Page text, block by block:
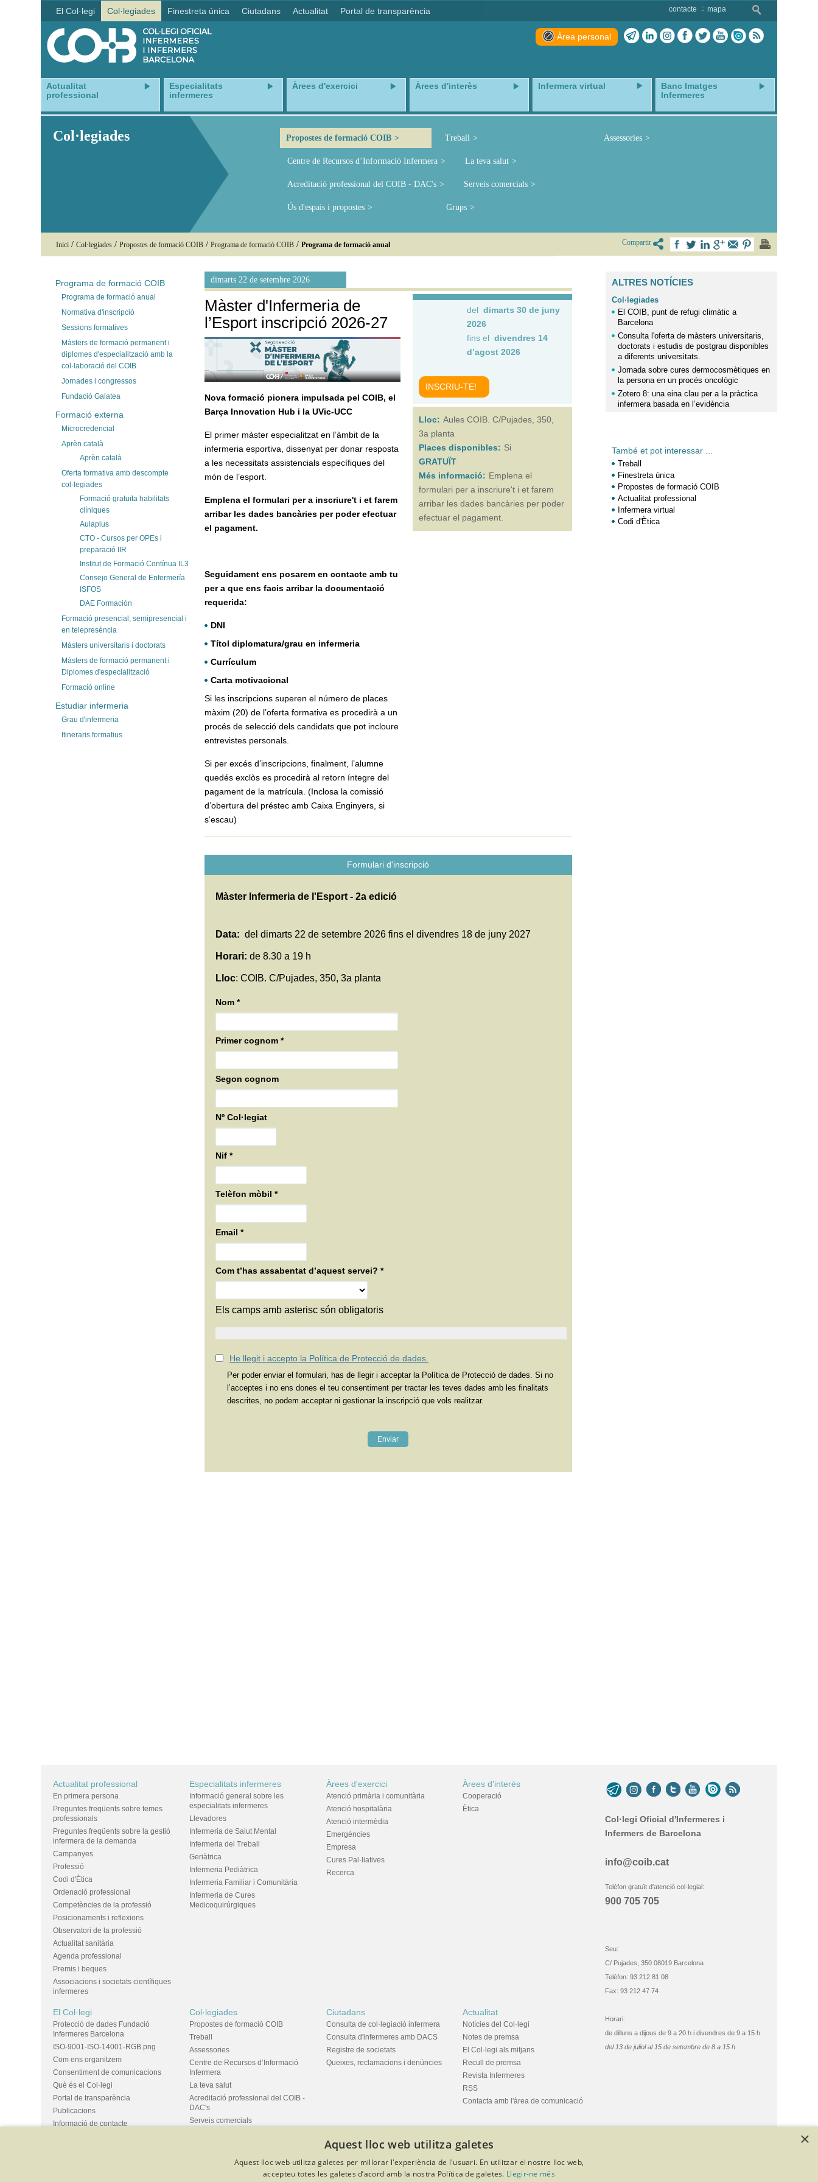
El Col·legi Col·legiades Finestreta única Ciutadans Actualitat Portal de transparència contacte mapa
Àrea personal
Actualitat
professional
Especialitats
infermeres
Àrees d'exercici Àrees d'interès Infermera virtual
Banc Imatges
Infermeres
Col·legiades Propostes de formació COIB Treball Assessories
Centre de Recursos d’Informació Infermera La teva salut
Acreditació professional del COIB - DAC's Serveis comercials
Ús d'espais i propostes Grups
Inici / Col·legiades / Propostes de formació COIB / Programa de formació COIB / Programa de formació anual Compartir
Programa de formació COIB
Programa de formació anual
Normativa d'inscripció
Sessions formatives
Màsters de formació permanent i
diplomes d'especialització amb la
col·laboració del COIB
Jornades i congressos
Fundació Galatea
Formació externa
Microcredencial
Aprèn català
Aprèn català
Oferta formativa amb descompte
col·legiades
Formació gratuïta habilitats
clíniques
Aulaplus
CTO - Cursos per OPEs i
preparació IIR
Institut de Formació Contínua IL3
Consejo General de Enfermería
ISFOS
DAE Formación
Formació presencial, semipresencial i
en telepresència
Màsters universitaris i doctorats
Màsters de formació permanent i
Diplomes d'especialització
Formació online
Estudiar infermeria
Grau d'infermeria
Itineraris formatius
dimarts 22 de setembre 2026
del dimarts 30 de juny
2026
fins el divendres 14
d’agost 2026
INSCRIU-TE!
Lloc: Aules COIB. C/Pujades, 350,
3a planta
Places disponibles: Si
GRATUÏT
Més informació: Emplena el
formulari per a inscriure't i et farem
arribar les dades bancàries per poder
efectuar el pagament.
Màster d'Infermeria de
l’Esport inscripció 2026-27
Nova formació pionera impulsada pel COIB, el
Barça Innovation Hub i la UVic-UCC
El primer màster especialitzat en l’àmbit de la
infermeria esportiva, dissenyat per donar resposta
a les necessitats assistencials específiques del
món de l’esport.
Emplena el formulari per a inscriure't i et farem
arribar les dades bancàries per poder efectuar
el pagament.
Seguidament ens posarem en contacte amb tu
per a que ens facis arribar la documentació
requerida:
DNI
Títol diplomatura/grau en infermeria
Currículum
Carta motivacional
Si les inscripcions superen el número de places
màxim (20) de l’oferta formativa es procedirà a un
procés de selecció dels candidats que pot incloure
entrevistes personals.
Si per excés d’inscripcions, finalment, l’alumne
quedés exclòs es procedirà al retorn íntegre del
pagament de la matrícula. (Inclosa la comissió
d’obertura del préstec amb Caixa Enginyers, si
s‘escau)
Formulari d'inscripció
ALTRES NOTÍCIES
Col·legiades
El COIB, punt de refugi climàtic a
Barcelona
Consulta l'oferta de màsters universitaris,
doctorats i estudis de postgrau disponibles
a diferents universitats.
Jornada sobre cures dermocosmètiques en
la persona en un procés oncològic
Zotero 8: una eina clau per a la pràctica
infermera basada en l’evidència
També et pot interessar ...
Treball
Finestreta única
Propostes de formació COIB
Actualitat professional
Infermera virtual
Codi d'Ètica
Actualitat professional
En primera persona
Preguntes freqüents sobre temes
professionals
Preguntes freqüents sobre la gestió
infermera de la demanda
Campanyes
Professió
Codi d'Ètica
Ordenació professional
Competències de la professió
Posicionaments i reflexions
Observatori de la professió
Actualitat sanitària
Agenda professional
Premis i beques
Associacions i societats científiques
infermeres
Especialitats infermeres
Informació general sobre les
especialitats infermeres
Llevadores
Infermeria de Salut Mental
Infermeria del Treball
Geriàtrica
Infermeria Pediàtrica
Infermeria Familiar i Comunitària
Infermeria de Cures
Medicoquirúrgiques
Àrees d'exercici
Atenció primària i comunitària
Atenció hospitalària
Atenció intermèdia
Emergències
Empresa
Cures Pal·liatives
Recerca
Àrees d'interès
Cooperació
Ètica
El Col·legi
Protecció de dades Fundació
Infermeres Barcelona
ISO-9001-ISO-14001-RGB.png
Com ens organitzem
Consentiment de comunicacions
Què és el Col·legi
Portal de transparència
Publicacions
Informació de contacte
Col·legiades
Propostes de formació COIB
Treball
Assessories
Centre de Recursos d’Informació
Infermera
La teva salut
Acreditació professional del COIB -
DAC's
Serveis comercials
Ciutadans
Consulta de col·legiació infermera
Consulta d'infermeres amb DACS
Registre de societats
Queixes, reclamacions i denúncies
Actualitat
Notícies del Col·legi
Notes de premsa
El Col·legi als mitjans
Recull de premsa
Revista Infermeres
RSS
Contacta amb l'àrea de comunicació
Col·legi Oficial d'Infermeres i
Infermers de Barcelona
info@coib.cat
Telèfon gratuït d'atenció col·legial:
900 705 705
Seu:
C/ Pujades, 350 08019 Barcelona
Telèfon: 93 212 81 08
Fax: 93 212 47 74
Horari:
de dilluns a dijous de 9 a 20 h i divendres de 9 a 15 h
del 13 de juliol al 15 de setembre de 8 a 15 h
Criteris de privacitat Política de cookies Avís legal Política de protecció de dades
×
Aquest lloc web utilitza galetes
Aquest lloc web utilitza galetes per millorar l'experiència de l'usuari. En utilitzar el nostre lloc web,
accepteu totes les galetes d’acord amb la nostra Política de galetes. Llegir-ne més